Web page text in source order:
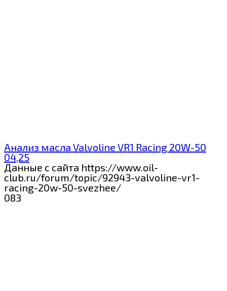
Анализ масла Valvoline VR1 Racing 20W-50
04,25
Данные с сайта https://www.oil-
club.ru/forum/topic/92943-valvoline-vr1-
racing-20w-50-svezhee/
083